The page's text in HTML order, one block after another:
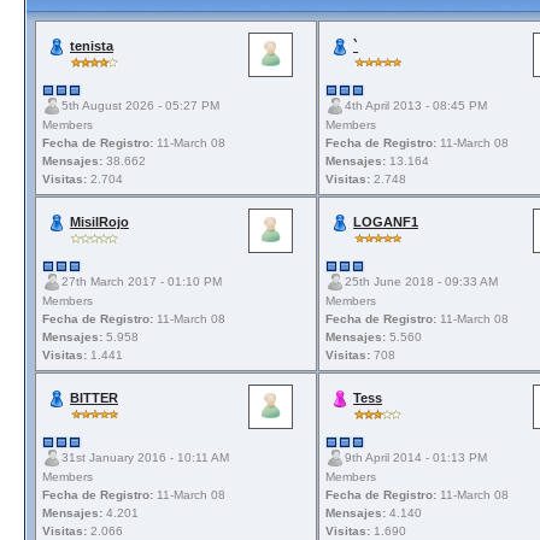
tenista
5th August 2026 - 05:27 PM
Members
Fecha de Registro: 11-March 08
Mensajes: 38.662
Visitas: 2.704
`
4th April 2013 - 08:45 PM
Members
Fecha de Registro: 11-March 08
Mensajes: 13.164
Visitas: 2.748
MisilRojo
27th March 2017 - 01:10 PM
Members
Fecha de Registro: 11-March 08
Mensajes: 5.958
Visitas: 1.441
LOGANF1
25th June 2018 - 09:33 AM
Members
Fecha de Registro: 11-March 08
Mensajes: 5.560
Visitas: 708
BITTER
31st January 2016 - 10:11 AM
Members
Fecha de Registro: 11-March 08
Mensajes: 4.201
Visitas: 2.066
Tess
9th April 2014 - 01:13 PM
Members
Fecha de Registro: 11-March 08
Mensajes: 4.140
Visitas: 1.690